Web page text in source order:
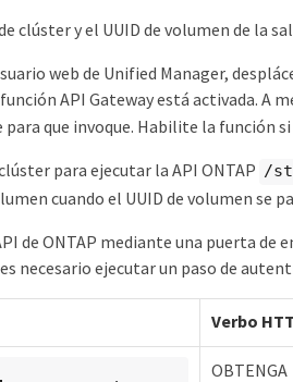
clúster y el UUID de volumen de la
web de Unified Manager,
API Gateway está activada. A
que invoque. Habilite la función
para ejecutar la API ONTAP /
cuando el UUID de volumen se
de ONTAP mediante una puerta
necesario ejecutar un paso de
Verbo
OBTENGA